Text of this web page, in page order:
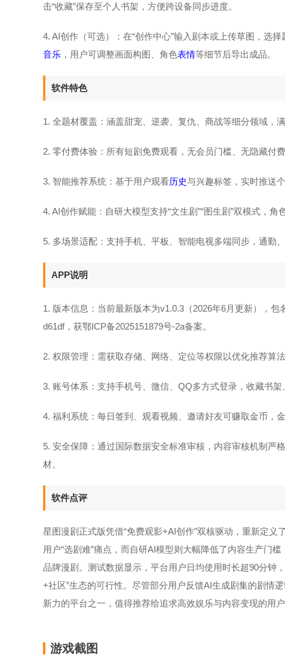
击“收藏”保存至个人书架，方便跨设备同步进度。
4. AI创作（可选）：在“创作中心”输入剧本或上传草图，选
音乐 ，用户可调整画面构图、角色表情等细节后导出成品。
软件特色
1. 全题材覆盖：涵盖甜宠、逆袭、复仇、商战等细分领域，
2. 零付费体验：所有短剧免费观看，无会员门槛、无隐藏付
3. 智能推荐系统：基于用户观看历史与兴趣标签，实时推送
4. AI创作赋能：自研大模型支持“文生剧”“图生剧”双模式，
5. 多场景适配：支持手机、平板、智能电视多端同步，通勤
APP说明
1. 版本信息：当前最新版本为v1.0.3（2026年6月更新），
d61df，获鄂ICP备2025151879号-2a备案。
2. 权限管理：需获取存储、网络、定位等权限以优化推荐算
3. 账号体系：支持手机号、微信、QQ多方式登录，收藏书
4. 福利系统：每日签到、观看视频、邀请好友可赚取金币，
5. 安全保障：通过国际数据安全标准审核，内容审核机制严
材。
软件点评
星图漫剧正式版凭借“免费观影+AI创作”双核驱动，重新定
用户“选剧难”痛点，而自研AI模型则大幅降低了内容生产门
品牌漫剧。测试数据显示，平台用户日均使用时长超90分钟
+社区”生态的可行性。尽管部分用户反馈AI生成剧集的剧情
新力的平台之一，值得推荐给追求高效娱乐与内容变现的用户
游戏截图